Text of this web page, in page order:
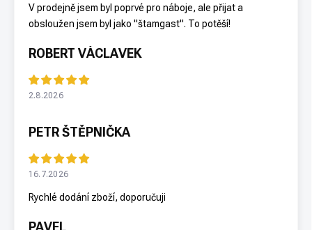
V prodejně jsem byl poprvé pro náboje, ale přijat a
obsloužen jsem byl jako "štamgast". To potěší!
ROBERT VÁCLAVEK
2.8.2026
PETR ŠTĚPNIČKA
16.7.2026
Rychlé dodání zboží, doporučuji